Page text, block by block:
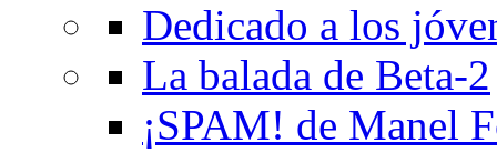
Dedicado a los
La balada de Beta-2
¡SPAM! de Manel